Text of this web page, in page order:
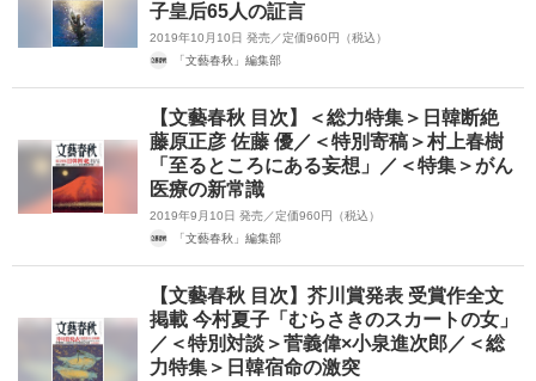
子皇后65人の証言
2019年10月10日 発売／定価960円（税込）
「文藝春秋」編集部
【文藝春秋 目次】＜総力特集＞日韓断絶
藤原正彦 佐藤 優／＜特別寄稿＞村上春樹
「至るところにある妄想」／＜特集＞がん
医療の新常識
2019年9月10日 発売／定価960円（税込）
「文藝春秋」編集部
【文藝春秋 目次】芥川賞発表 受賞作全文
掲載 今村夏子「むらさきのスカートの女」
／＜特別対談＞菅義偉×小泉進次郎／＜総
力特集＞日韓宿命の激突